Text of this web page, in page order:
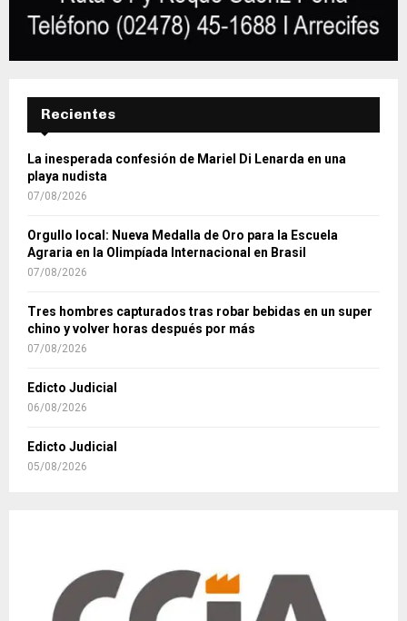
Recientes
La inesperada confesión de Mariel Di Lenarda en una
playa nudista
07/08/2026
Orgullo local: Nueva Medalla de Oro para la Escuela
Agraria en la Olimpíada Internacional en Brasil
07/08/2026
Tres hombres capturados tras robar bebidas en un super
chino y volver horas después por más
07/08/2026
Edicto Judicial
06/08/2026
Edicto Judicial
05/08/2026